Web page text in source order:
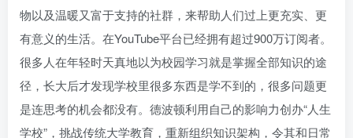
物以及温暖又富于支持的社群，来帮助人们过上更充实、更
有意义的生活。在YouTube平台已经拥有超过900万订阅者。
很多人在年轻时天真地以为校园学习就是掌握全部知识的途
径，长大后才发现学校里很多东西是学不到的，很多问题更
是连思考的机会都没有。德波顿利用自己的影响力创办“人生
学校”，挑战传统大学教育，重新组织知识架构，令其和日常